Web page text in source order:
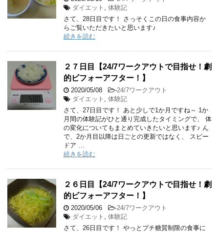
ダイエット
体験記
さて、28日目です！ さっそくこの日の食事内容か
らご覧いただきたいと思います♪
続きを読む
２７日目【24/7ワークアウトで目指せ！劇
的ビフォーアフター！】
2020/05/08 -24/7ワークアウト
ダイエット
体験記
さて、27日目です！ あと少しで1か月ですね～ 1か
月間の体験記がひと通り完成したタイミングで、 体
の変化についてもまとめていきたいと思います♪ ん
で、2か月目以降は日ごとの更新ではなく、 スピー
ドア …
続きを読む
２６日目【24/7ワークアウトで目指せ！劇
的ビフォーアフター！】
2020/05/06 -24/7ワークアウト
ダイエット
体験記
さて、26日目です！ やっとプチ糖質制限の食事に